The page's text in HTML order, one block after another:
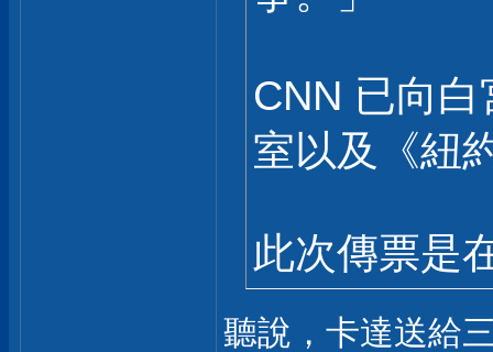
CNN 已向
室以及《紐
此次傳票是
聽說，卡達送給